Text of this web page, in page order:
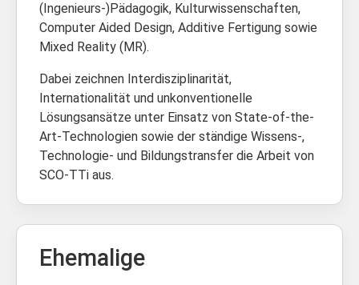
(Ingenieurs-)Pädagogik, Kulturwissenschaften,
Computer Aided Design, Additive Fertigung sowie
Mixed Reality (MR).
Dabei zeichnen Interdisziplinarität,
Internationalität und unkonventionelle
Lösungsansätze unter Einsatz von State-of-the-
Art-Technologien sowie der ständige Wissens-,
Technologie- und Bildungstransfer die Arbeit von
SCO-TTi aus.
Ehemalige